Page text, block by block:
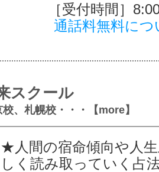
［受付時間］
通話料無料につ
スクール
、札幌校・・・【more】
★人間の宿命傾向や人
しく読み取っていく占